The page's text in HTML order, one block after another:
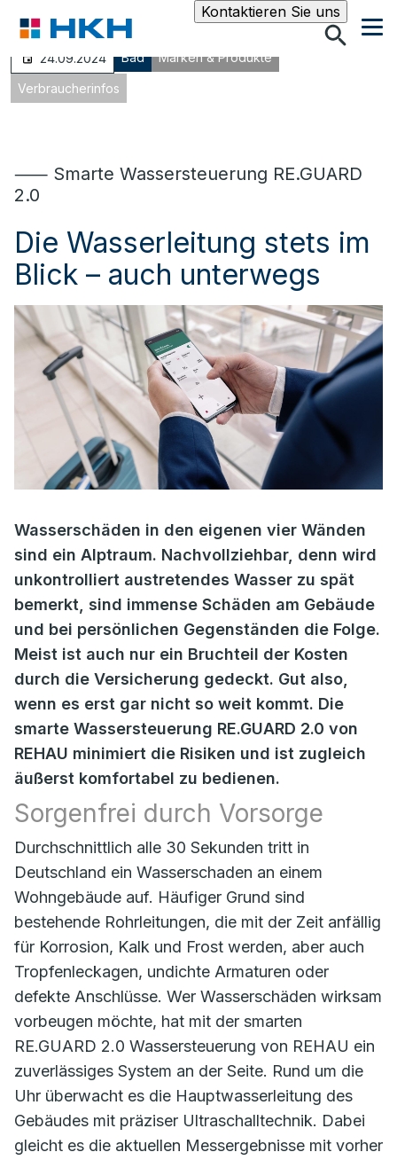
Kontaktieren Sie unsSuche
24.09.2024 Bad Marken & Produkte
Verbraucherinfos
⸺ Smarte Wassersteuerung RE.GUARD
2.0
Die Wasserleitung stets im
Blick – auch unterwegs
Wasserschäden in den eigenen vier Wänden
sind ein Alptraum. Nachvollziehbar, denn wird
unkontrolliert austretendes Wasser zu spät
bemerkt, sind immense Schäden am Gebäude
und bei persönlichen Gegenständen die Folge.
Meist ist auch nur ein Bruchteil der Kosten
durch die Versicherung gedeckt. Gut also,
wenn es erst gar nicht so weit kommt. Die
smarte Wassersteuerung RE.GUARD 2.0 von
REHAU minimiert die Risiken und ist zugleich
äußerst komfortabel zu bedienen.
Sorgenfrei durch Vorsorge
Durchschnittlich alle 30 Sekunden tritt in
Deutschland ein Wasserschaden an einem
Wohngebäude auf. Häufiger Grund sind
bestehende Rohrleitungen, die mit der Zeit anfällig
für Korrosion, Kalk und Frost werden, aber auch
Tropfenleckagen, undichte Armaturen oder
defekte Anschlüsse. Wer Wasserschäden wirksam
vorbeugen möchte, hat mit der smarten
RE.GUARD 2.0 Wassersteuerung von REHAU ein
zuverlässiges System an der Seite. Rund um die
Uhr überwacht es die Hauptwasserleitung des
Gebäudes mit präziser Ultraschalltechnik. Dabei
gleicht es die aktuellen Messergebnisse mit vorher